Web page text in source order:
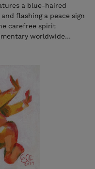
a blue-haired
flashing a peace sign
carefree spirit
worldwide